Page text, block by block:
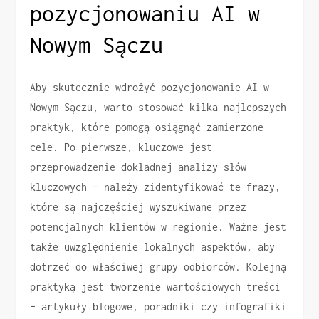
pozycjonowaniu AI w
Nowym Sączu
Aby skutecznie wdrożyć pozycjonowanie AI w
Nowym Sączu, warto stosować kilka najlepszych
praktyk, które pomogą osiągnąć zamierzone
cele. Po pierwsze, kluczowe jest
przeprowadzenie dokładnej analizy słów
kluczowych – należy zidentyfikować te frazy,
które są najczęściej wyszukiwane przez
potencjalnych klientów w regionie. Ważne jest
także uwzględnienie lokalnych aspektów, aby
dotrzeć do właściwej grupy odbiorców. Kolejną
praktyką jest tworzenie wartościowych treści
– artykuły blogowe, poradniki czy infografiki